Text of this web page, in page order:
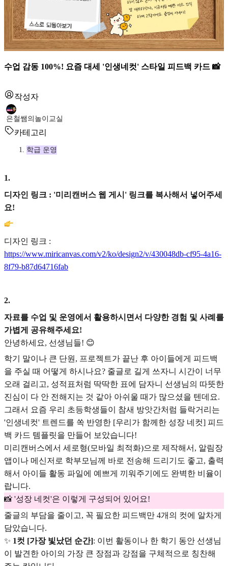
수업 감동 100%! 요즘 대세 '인생네컷' 스타일 피드백 카드 📸
작성자
은철쌤의놀이교실
카테고리
학급 운영
1.
디자인 링크 : '미리캔버스 웹 게시' 링크를 복사해서 넣어주세
요!
디자인 링크 :
https://www.miricanvas.com/v2/ko/design2/v/430048db-cf95-4a16-
8f79-b87d64716fab
2.
자료를 수업 및 운영에서 활용하시면서 다양한 경험 및 사례를
가볍게 공유해주세요!
안녕하세요, 선생님들! 😊
학기 말이나 큰 단원, 프로젝트가 끝난 후 아이들에게 피드백
을 주실 때 어떻게 하시나요? 줄글로 길게 쓰자니 시간이 너무
오래 걸리고, 성적표처럼 딱딱한 표에 담자니 선생님의 따뜻한
진심이 다 안 전해지는 것 같아 아쉬울 때가 많으셨을 텐데요.
그래서 요즘 우리 초등학생들이 참새 방앗간처럼 들락거리는
'인생네컷' 트렌드를 쏙 반영한 [우리가 함께한 성장 네컷] 피드
백 카드 템플릿을 만들어 보았습니다!
미리캔버스에서 세로형(모바일 최적화)으로 제작해서, 알림장
앱이나 메신저로 학부모님께 바로 전송해 드리기도 좋고, 출력
해서 아이들 활동 파일에 예쁘게 끼워주기에도 완벽한 비율이
랍니다.
📸 '성장 네컷'은 이렇게 구성되어 있어요!
줄글의 부담을 줄이고, 꼭 필요한 피드백만 4개의 컷에 알차게
담았습니다.
✨ 1컷 [가장 빛났던 순간]: 이번 활동이나 한 학기 동안 선생님
이 발견한 아이의 가장 큰 장점과 강점을 구체적으로 칭찬해